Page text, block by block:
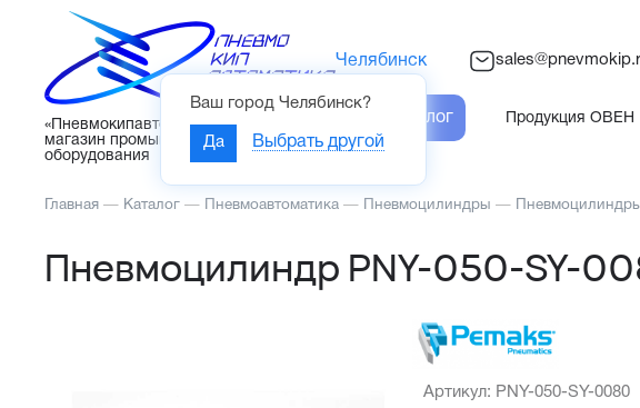
«Пневмокипавтоматика» – интернет-
магазин промышленного
оборудования
Челябинск
Ваш город Челябинск?
Да Выбрать другой
Каталог Продукция ОВЕН
Главная — Каталог — Пневмоавтоматика — Пневмоцилиндры —
Пневмоцилиндр PNY-050-SY-
Артикул: PNY-050-SY-0080